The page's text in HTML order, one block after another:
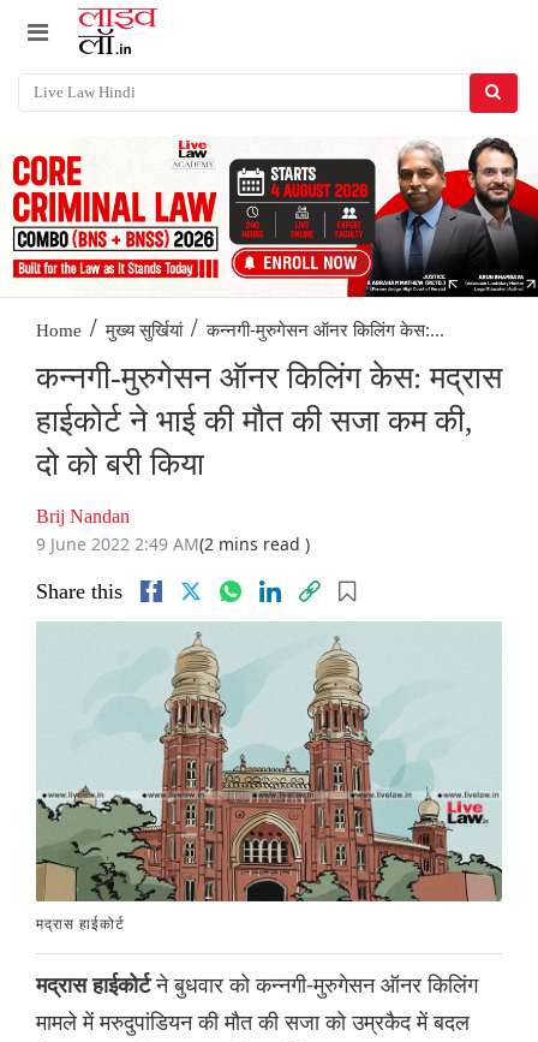
Home / मुख्य सुर्खियां / कन्नगी-मुरुगेसन ऑनर किलिंग केस:...
कन्नगी-मुरुगेसन ऑनर किलिंग केस: मद्रास
हाईकोर्ट ने भाई की मौत की सजा कम की,
दो को बरी किया
Brij Nandan
9 June 2022 2:49 AM(2 mins read )
Share this
मद्रास हाईकोर्ट
मद्रास हाईकोर्टने बुधवार को कन्नगी-मुरुगेसन ऑनर किलिंग
मामले में मरुदुपांडियन की मौत की सजा को उम्रकैद में बदल